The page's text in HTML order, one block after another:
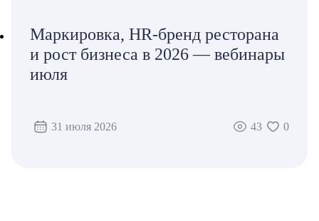
Маркировка, HR-бренд ресторана
и рост бизнеса в 2026 — вебинары
июля
31 июля 2026 43 0